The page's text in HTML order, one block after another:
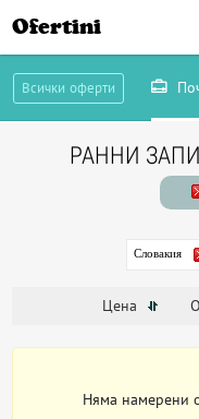
Ofertini
Всички оферти
РАННИ
Словакия
Цена
Няма намерени